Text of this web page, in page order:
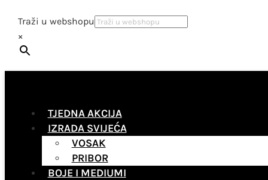
Traži u webshopu
×
TJEDNA AKCIJA
IZRADA SVIJEĆA
VOSAK
PRIBOR
BOJE I MEDIUMI